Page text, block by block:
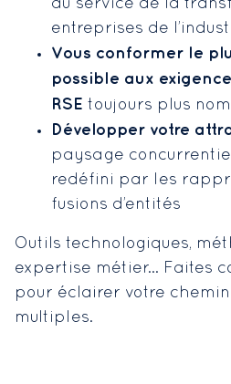
au service de la
entreprises de
Vous conformer le
possible aux
RSE toujours plus
Développer votre
paysage
redéfini par les
fusions d’entités
Outils technologiques,
expertise métier… Faites
pour éclairer votre
multiples.